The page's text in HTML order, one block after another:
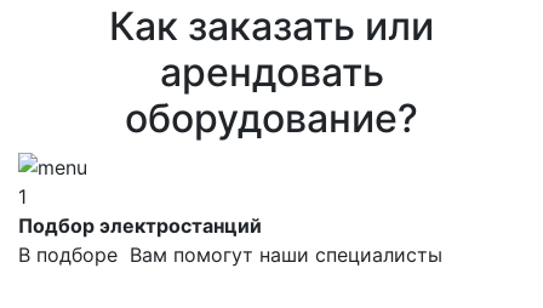
Как заказать или
арендовать
оборудование?
1
Подбор электростанций
В подборе Вам помогут наши специалисты